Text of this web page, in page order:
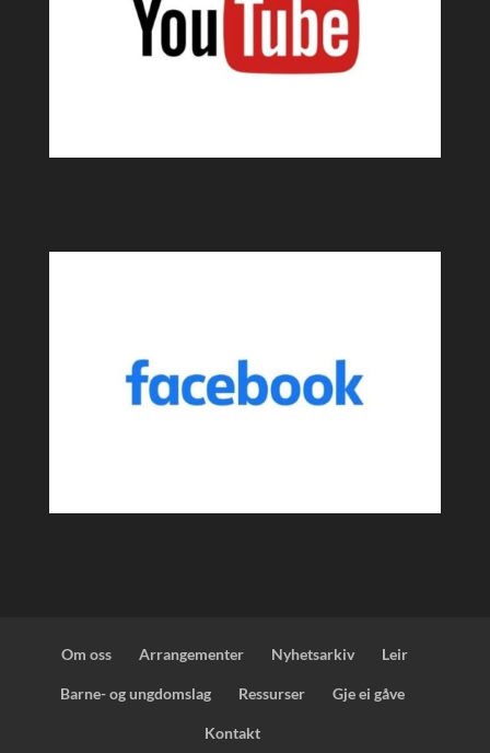
Om oss Arrangementer Nyhetsarkiv Leir
Barne- og ungdomslag Ressurser Gje ei gåve
Kontakt